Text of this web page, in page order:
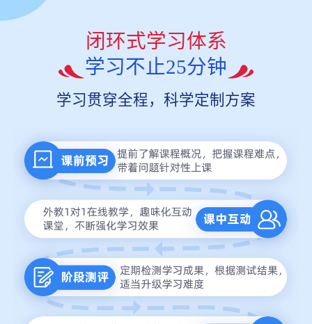
闭环式学习体系
学习不止25分钟
学习贯穿全程，科学定制方案